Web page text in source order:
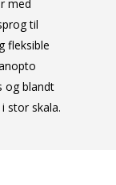
med
til
fleksible
og blandt
stor skala.